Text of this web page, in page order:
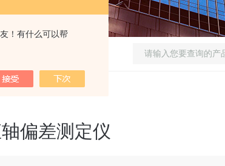
！有什么可以帮
偏差测定仪